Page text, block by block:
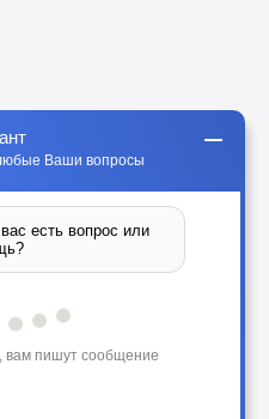
Ваши вопросы
есть вопрос или
вам пишут сообщение